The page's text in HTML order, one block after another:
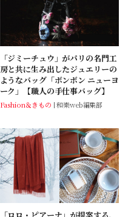
「ジミーチュウ」がパリの名門工
房と共に生み出したジュエリーの
ようなバッグ「ボンボン ニューヨ
ーク」【職人の手仕事バッグ】
Fashion＆きもの 和樂web編集部